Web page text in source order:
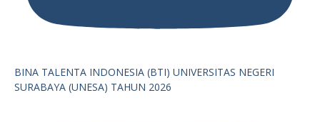
BINA TALENTA INDONESIA (BTI) UNIVERSITAS NEGERI
SURABAYA (UNESA) TAHUN 2026